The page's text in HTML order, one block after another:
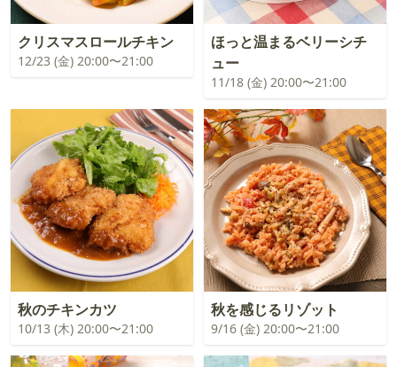
クリスマスロールチキン
12/23 (金) 20:00〜21:00
ほっと温まるベリーシチ
ュー
11/18 (金) 20:00〜21:00
秋のチキンカツ
10/13 (木) 20:00〜21:00
秋を感じるリゾット
9/16 (金) 20:00〜21:00